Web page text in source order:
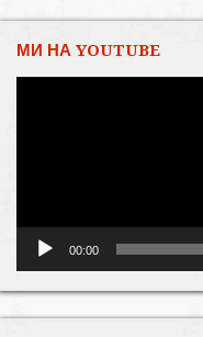
МИ НА YOUTUBE
00:00